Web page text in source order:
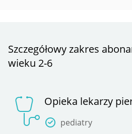
Szczegółowy zakres
wieku 2-6
Opieka lekarzy
pediatry